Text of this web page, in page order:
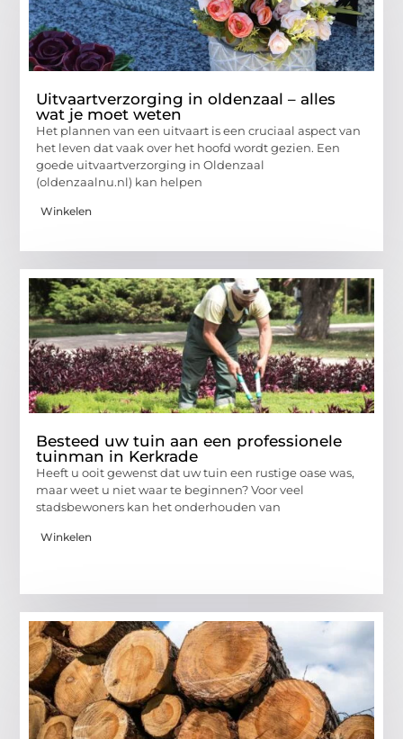
Uitvaartverzorging in oldenzaal – alles
wat je moet weten
Het plannen van een uitvaart is een cruciaal aspect van
het leven dat vaak over het hoofd wordt gezien. Een
goede uitvaartverzorging in Oldenzaal
(oldenzaalnu.nl) kan helpen
Winkelen
Besteed uw tuin aan een professionele
tuinman in Kerkrade
Heeft u ooit gewenst dat uw tuin een rustige oase was,
maar weet u niet waar te beginnen? Voor veel
stadsbewoners kan het onderhouden van
Winkelen